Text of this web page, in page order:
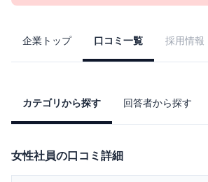
企業トップ 口コミ一覧 採用情報
カテゴリから探す 回答者から探す
女性社員の口コミ詳細